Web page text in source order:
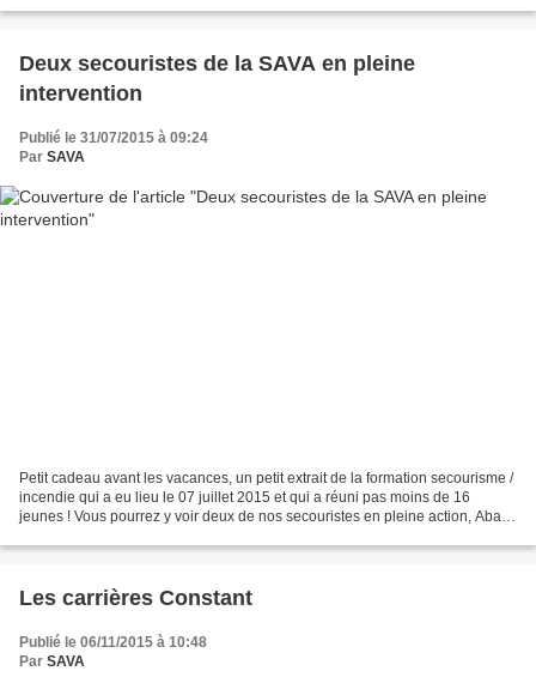
Deux secouristes de la SAVA en pleine
intervention
Publié le 31/07/2015 à 09:24
Par SAVA
Petit cadeau avant les vacances, un petit extrait de la formation secourisme /
incendie qui a eu lieu le 07 juillet 2015 et qui a réuni pas moins de 16
jeunes ! Vous pourrez y voir deux de nos secouristes en pleine action, Abas
Les carrières Constant
Publié le 06/11/2015 à 10:48
Par SAVA